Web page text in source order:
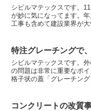
シビルマテックスです。
が妙に気になってます。
工事も含めて建設業界が
特注グレーチングで
シビルマテックスです。
の問題は非常に重要なポ
格子状の蓋「グレーチン
コンクリートの改質